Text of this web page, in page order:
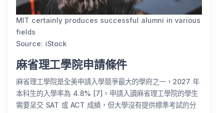
MIT certainly produces successful alumni in various
fields
Source: iStock
麻省理工學院申請條件
麻省理工學院是全美申請入學競爭最大的學府之一，2027 年
本科生的入學率為 4.8% [7]。申請入讀麻省理工學院的學生
需要呈交 SAT 或 ACT 成績，但大學沒有提供標準考試的分